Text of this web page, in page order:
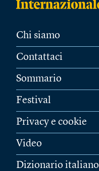
Chi siamo
Contattaci
Sommario
Festival
Privacy e cookie
Video
Dizionario italiano